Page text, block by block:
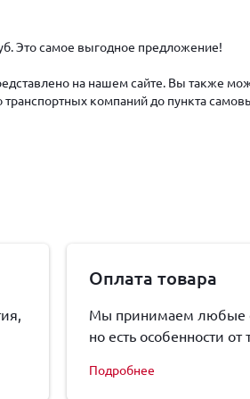
Это самое выгодное предложение!
на нашем сайте. Вы также
компаний до пункта
Оплата товара
Мы принимаем любые
но есть особенности от
Подробнее